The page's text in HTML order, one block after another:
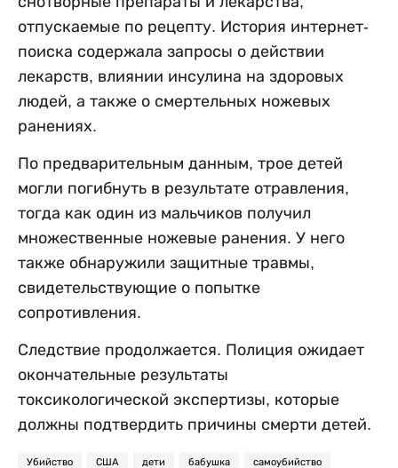
отпускаемые по рецепту. История интернет-
поиска содержала запросы о действии
лекарств, влиянии инсулина на здоровых
людей, а также о смертельных ножевых
ранениях.
По предварительным данным, трое детей
могли погибнуть в результате отравления,
тогда как один из мальчиков получил
множественные ножевые ранения. У него
также обнаружили защитные травмы,
свидетельствующие о попытке
сопротивления.
Следствие продолжается. Полиция ожидает
окончательные результаты
токсикологической экспертизы, которые
должны подтвердить причины смерти детей.
Убийство США дети бабушка самоубийство